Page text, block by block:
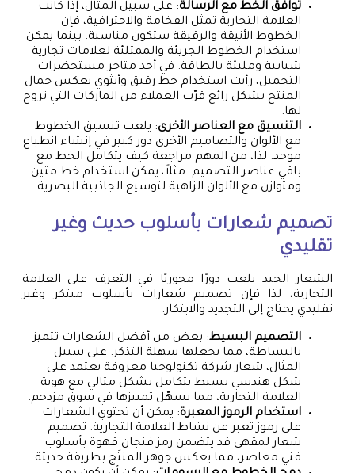
توافق الخط مع الرسالة: على سبيل المثال، إذا كانت
العلامة التجارية تمثل الفخامة والاحترافية، فإن
الخطوط الأنيقة والرقيقة ستكون مناسبة. بينما يمكن
استخدام الخطوط الجريئة والممتلئة لعلامات تجارية
شبابية ومليئة بالطاقة. في أحد متاجر مستحضرات
التجميل، رأيت استخدام خط رقيق وأنثوي يعكس جمال
المنتج بشكل رائع قرّب العملاء من الماركات التي تروج
لها.
التنسيق مع العناصر الأخرى: يلعب تنسيق الخطوط
مع الألوان والتصاميم الأخرى دور كبير في إنشاء انطباع
موحد. لذا، من المهم مراجعة كيف يتكامل الخط مع
باقي عناصر التصميم. مثلاً، يمكن استخدام خط متين
ومتوازن مع الألوان الزاهية لتوسيع الجاذبية البصرية.
تصميم شعارات بأسلوب حديث وغير
تقليدي
الشعار الجيد يلعب دورًا محوريًا في التعرف على العلامة
التجارية، لذا فإن تصميم شعارات بأسلوب مبتكر وغير
تقليدي يحتاج إلى التجديد والابتكار.
التصميم البسيط: بعض من أفضل الشعارات تتميز
بالبساطة، مما يجعلها سهلة التذكر. على سبيل
المثال، شعار شركة تكنولوجيا معروفة يعتمد على
شكل هندسي بسيط يتكامل بشكل مثالي مع هوية
العلامة التجارية، مما يسهّل تمييزها في سوق مزدحم.
استخدام الرموز المعبرة: يمكن أن تحتوي الشعارات
على رموز تعبر عن نشاط العلامة التجارية. تصميم
شعار لمقهى قد يتضمن رمز فنجان قهوة بأسلوب
فني معاصر، مما يعكس جوهر المنتَج بطريقة حديثة.